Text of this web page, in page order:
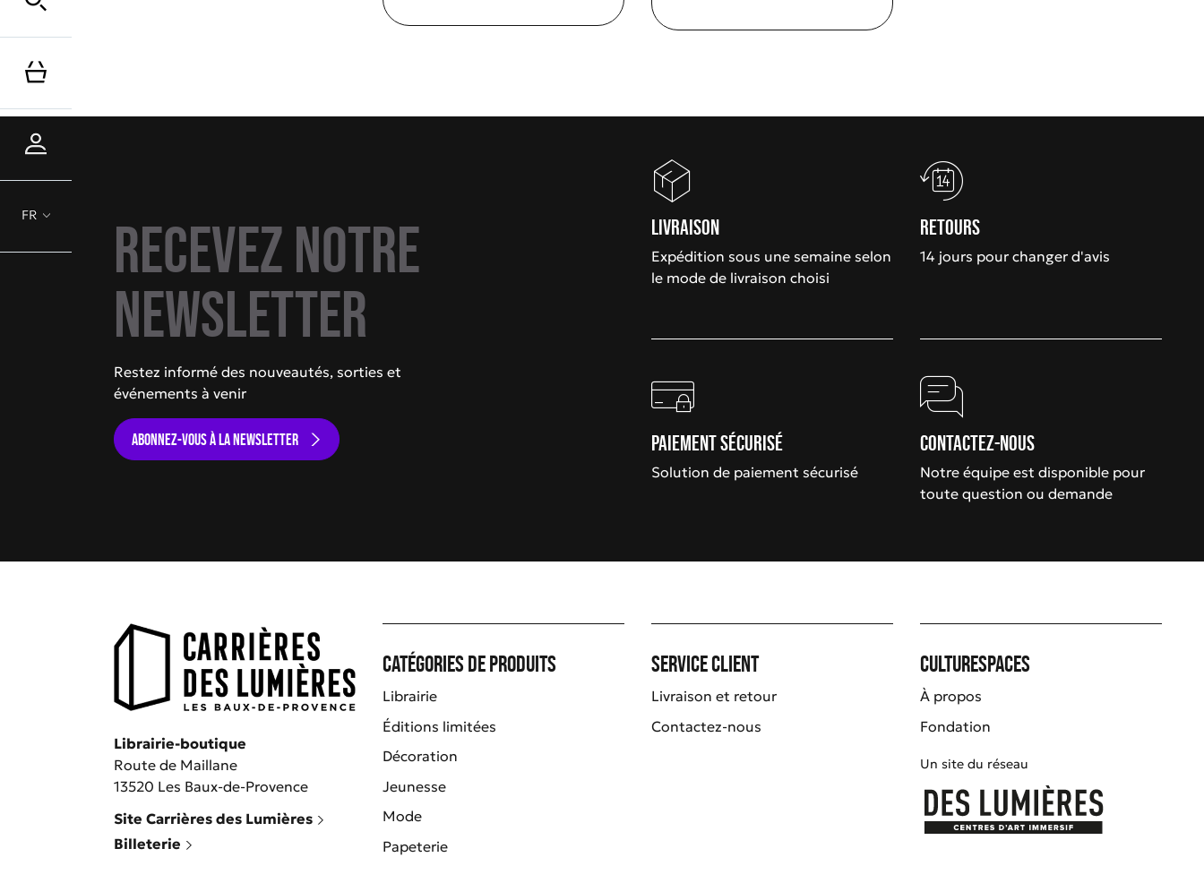
FR
Recevez notre
newsletter
Restez informé des nouveautés, sorties et
événements à venir
ABONNEZ-VOUS À LA NEWSLETTER
Livraison
Expédition sous une semaine selon
le mode de livraison choisi
Retours
14 jours pour changer d'avis
Paiement sécurisé
Solution de paiement sécurisé
Contactez-nous
Notre équipe est disponible pour
toute question ou demande
Librairie-boutique
Route de Maillane
13520 Les Baux-de-Provence
Site Carrières des Lumières
Billeterie
Catégories de produits
Librairie
Éditions limitées
Décoration
Jeunesse
Mode
Papeterie
Service client
Livraison et retour
Contactez-nous
Culturespaces
À propos
Fondation
Un site du réseau